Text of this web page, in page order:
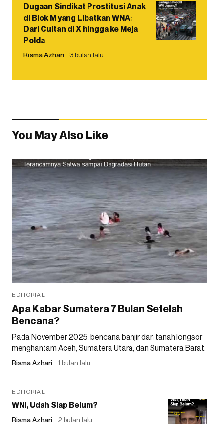
Dugaan Sindikat Prostitusi Anak
di Blok M yang Libatkan WNA:
Dari Cuitan di X hingga ke Meja
Polda
Risma Azhari 3 bulan lalu
You May Also Like
EDITORIAL
Apa Kabar Sumatera 7 Bulan Setelah
Bencana?
Pada November 2025, bencana banjir dan tanah longsor
menghantam Aceh, Sumatera Utara, dan Sumatera Barat.
Risma Azhari 1 bulan lalu
EDITORIAL
WNI, Udah Siap Belum?
Risma Azhari 2 bulan lalu